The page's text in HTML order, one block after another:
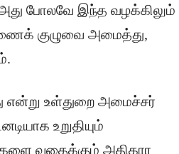
அது போலவே இந்த வழக்கிலும்
குழுவை அமைத்து,
என்று உள்துறை அமைச்சர்
உறுதியும்
வதைக்கும் அதிகார